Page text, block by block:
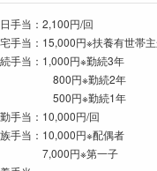
手当：2,100円/回
手当：15,000円※扶養有世帯
手当：1,000円※勤続3年
円※勤続2年
円※勤続1年
手当：10,000円/回
手当：10,000円※配偶者
円※第一子